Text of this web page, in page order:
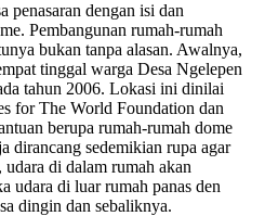
penasaran dengan isi dan
Pembangunan rumah-rumah
bukan tanpa alasan. Awalnya,
tinggal warga Desa Ngelepen
tahun 2006. Lokasi ini dinilai
for The World Foundation dan
berupa rumah-rumah dome
dirancang sedemikian rupa agar
di dalam rumah akan
udara di luar rumah panas den
dingin dan sebaliknya.